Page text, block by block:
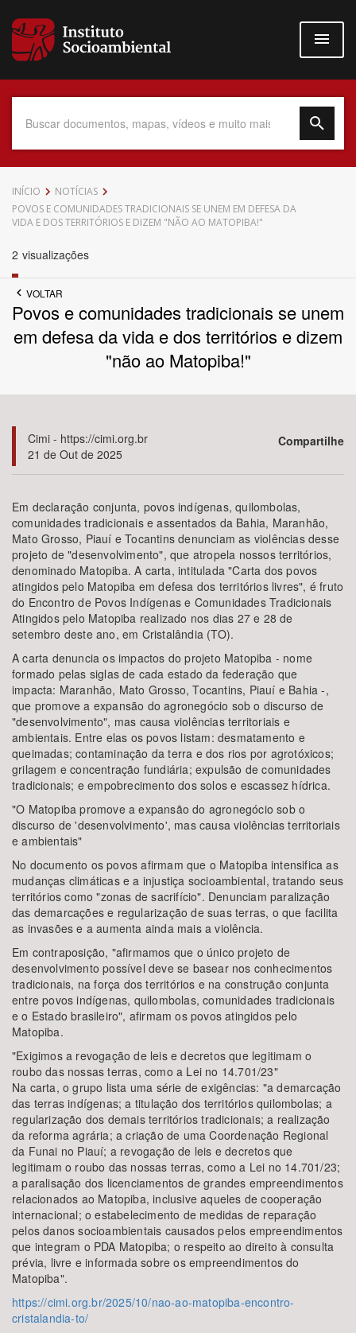
para
conteúdo
Data do Documento
Bioma / Bacia
Tema
Subtema
Área de Levantamento
Área Protegida
BUSCAR
INÍCIO
NOTÍCIAS
POVOS E COMUNIDADES TRADICIONAIS SE UNEM EM DEFESA DA
VIDA E DOS TERRITÓRIOS E DIZEM "NÃO AO MATOPIBA!"
2 visualizações
VOLTAR
Povos e comunidades tradicionais se unem
em defesa da vida e dos territórios e dizem
"não ao Matopiba!"
Cimi - https://cimi.org.br
21 de Out de 2025
Compartilhe
Em declaração conjunta, povos indígenas, quilombolas,
comunidades tradicionais e assentados da Bahia, Maranhão,
Mato Grosso, Piauí e Tocantins denunciam as violências desse
projeto de "desenvolvimento", que atropela nossos territórios,
denominado Matopiba. A carta, intitulada "Carta dos povos
atingidos pelo Matopiba em defesa dos territórios livres", é fruto
do Encontro de Povos Indígenas e Comunidades Tradicionais
Atingidos pelo Matopiba realizado nos dias 27 e 28 de
setembro deste ano, em Cristalândia (TO).
A carta denuncia os impactos do projeto Matopiba - nome
formado pelas siglas de cada estado da federação que
impacta: Maranhão, Mato Grosso, Tocantins, Piauí e Bahia -,
que promove a expansão do agronegócio sob o discurso de
"desenvolvimento", mas causa violências territoriais e
ambientais. Entre elas os povos listam: desmatamento e
queimadas; contaminação da terra e dos rios por agrotóxicos;
grilagem e concentração fundiária; expulsão de comunidades
tradicionais; e empobrecimento dos solos e escassez hídrica.
"O Matopiba promove a expansão do agronegócio sob o
discurso de 'desenvolvimento', mas causa violências territoriais
e ambientais"
No documento os povos afirmam que o Matopiba intensifica as
mudanças climáticas e a injustiça socioambiental, tratando seus
territórios como "zonas de sacrifício". Denunciam paralização
das demarcações e regularização de suas terras, o que facilita
as invasões e a aumenta ainda mais a violência.
Em contraposição, "afirmamos que o único projeto de
desenvolvimento possível deve se basear nos conhecimentos
tradicionais, na força dos territórios e na construção conjunta
entre povos indígenas, quilombolas, comunidades tradicionais
e o Estado brasileiro", afirmam os povos atingidos pelo
Matopiba.
"Exigimos a revogação de leis e decretos que legitimam o
roubo das nossas terras, como a Lei no 14.701/23"
Na carta, o grupo lista uma série de exigências: "a demarcação
das terras indígenas; a titulação dos territórios quilombolas; a
regularização dos demais territórios tradicionais; a realização
da reforma agrária; a criação de uma Coordenação Regional
da Funai no Piauí; a revogação de leis e decretos que
legitimam o roubo das nossas terras, como a Lei no 14.701/23;
a paralisação dos licenciamentos de grandes empreendimentos
relacionados ao Matopiba, inclusive aqueles de cooperação
internacional; o estabelecimento de medidas de reparação
pelos danos socioambientais causados pelos empreendimentos
que integram o PDA Matopiba; o respeito ao direito à consulta
prévia, livre e informada sobre os empreendimentos do
Matopiba".
https://cimi.org.br/2025/10/nao-ao-matopiba-encontro-
cristalandia-to/